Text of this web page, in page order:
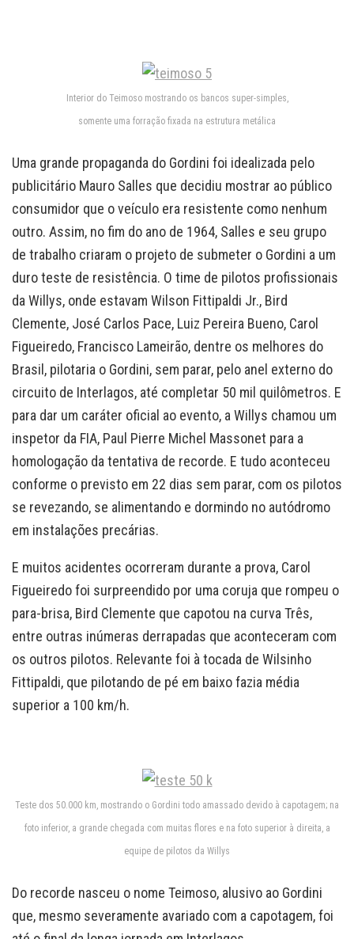
Interior do Teimoso mostrando os bancos super-simples,
somente uma forração fixada na estrutura metálica
Uma grande propaganda do Gordini foi idealizada pelo
publicitário Mauro Salles que decidiu mostrar ao público
consumidor que o veículo era resistente como nenhum
outro. Assim, no fim do ano de 1964, Salles e seu grupo
de trabalho criaram o projeto de submeter o Gordini a um
duro teste de resistência. O time de pilotos profissionais
da Willys, onde estavam Wilson Fittipaldi Jr., Bird
Clemente, José Carlos Pace, Luiz Pereira Bueno, Carol
Figueiredo, Francisco Lameirão, dentre os melhores do
Brasil, pilotaria o Gordini, sem parar, pelo anel externo do
circuito de Interlagos, até completar 50 mil quilômetros. E
para dar um caráter oficial ao evento, a Willys chamou um
inspetor da FIA, Paul Pierre Michel Massonet para a
homologação da tentativa de recorde. E tudo aconteceu
conforme o previsto em 22 dias sem parar, com os pilotos
se revezando, se alimentando e dormindo no autódromo
em instalações precárias.
E muitos acidentes ocorreram durante a prova, Carol
Figueiredo foi surpreendido por uma coruja que rompeu o
para-brisa, Bird Clemente que capotou na curva Três,
entre outras inúmeras derrapadas que aconteceram com
os outros pilotos. Relevante foi à tocada de Wilsinho
Fittipaldi, que pilotando de pé em baixo fazia média
superior a 100 km/h.
Teste dos 50.000 km, mostrando o Gordini todo amassado devido à capotagem; na
foto inferior, a grande chegada com muitas flores e na foto superior à direita, a
equipe de pilotos da Willys
Do recorde nasceu o nome Teimoso, alusivo ao Gordini
que, mesmo severamente avariado com a capotagem, foi